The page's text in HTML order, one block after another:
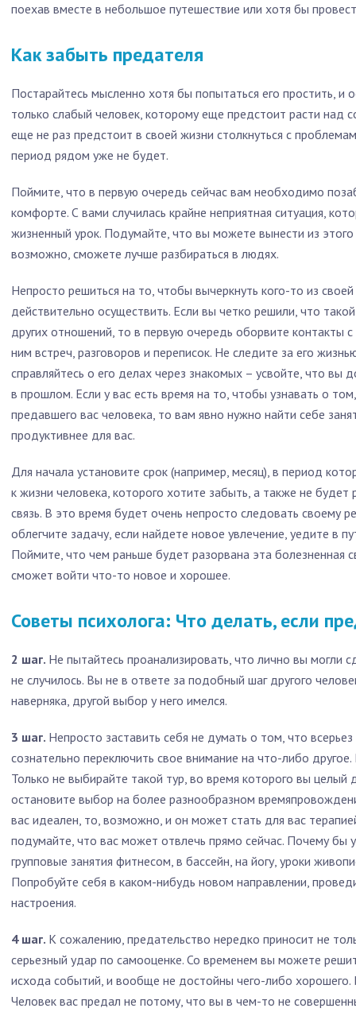
поехав вместе в небольшое путешествие или хотя бы
Как забыть предателя
Постарайтесь мысленно хотя бы попытаться его простить, и
только слабый человек, которому еще предстоит расти над
еще не раз предстоит в своей жизни столкнуться с
период рядом уже не будет.
Поймите, что в первую очередь сейчас вам необходимо
комфорте. С вами случилась крайне неприятная ситуация,
жизненный урок. Подумайте, что вы можете вынести из этого
возможно, сможете лучше разбираться в людях.
Непросто решиться на то, чтобы вычеркнуть кого-то из
действительно осуществить. Если вы четко решили, что
других отношений, то в первую очередь оборвите контакты
ним встреч, разговоров и переписок. Не следите за его
справляйтесь о его делах через знакомых – усвойте, что вы
в прошлом. Если у вас есть время на то, чтобы узнавать о
предавшего вас человека, то вам явно нужно найти себе
продуктивнее для вас.
Для начала установите срок (например, месяц), в период
к жизни человека, которого хотите забыть, а также не будет
связь. В это время будет очень непросто следовать своему
облегчите задачу, если найдете новое увлечение, уедите в
Поймите, что чем раньше будет разорвана эта болезненная
сможет войти что-то новое и хорошее.
Советы психолога: Что делать, если
2 шаг. Не пытайтесь проанализировать, что лично вы могли
не случилось. Вы не в ответе за подобный шаг другого
наверняка, другой выбор у него имелся.
3 шаг. Непросто заставить себя не думать о том, что
сознательно переключить свое внимание на что-либо
Только не выбирайте такой тур, во время которого вы
остановите выбор на более разнообразном
вас идеален, то, возможно, и он может стать для вас
подумайте, что вас может отвлечь прямо сейчас. Почему бы
групповые занятия фитнесом, в бассейн, на йогу, уроки
Попробуйте себя в каком-нибудь новом направлении,
настроения.
4 шаг. К сожалению, предательство нередко приносит не
серьезный удар по самооценке. Со временем вы можете
исхода событий, и вообще не достойны чего-либо хорошего.
Человек вас предал не потому, что вы в чем-то не